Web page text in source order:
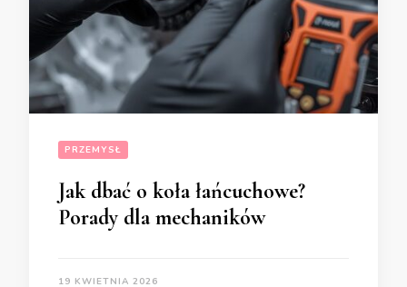
PRZEMYSŁ
Jak dbać o koła łańcuchowe?
Porady dla mechaników
19 KWIETNIA 2026